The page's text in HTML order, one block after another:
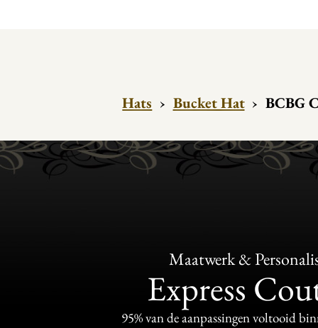
Hats › Bucket Hat › BCBG
Maatwerk &
Express
95% van de aanpassingen voltooid